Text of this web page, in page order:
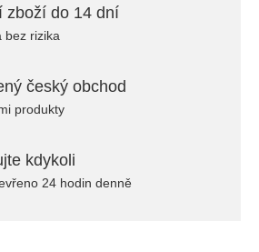
zboží do 14 dní
bez rizika
český obchod
produkty
kdykoli
24 hodin denně